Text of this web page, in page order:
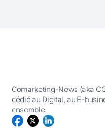
Comarketing-News (aka
dédié au Digital, au E-
ensemble.